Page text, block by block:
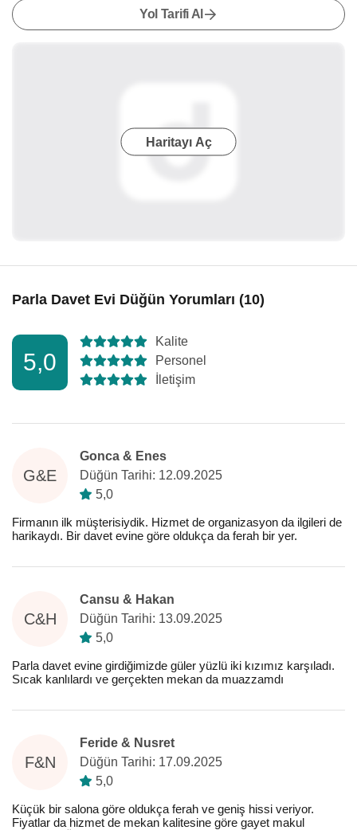
Yol Tarifi Al
Haritayı Aç
Parla Davet Evi Düğün Yorumları (10)
5,0
Kalite
Personel
İletişim
G&E
Gonca & Enes
Düğün Tarihi: 12.09.2025
5,0
Firmanın ilk müşterisiydik. Hizmet de organizasyon da ilgileri de
harikaydı. Bir davet evine göre oldukça da ferah bir yer.
C&H
Cansu & Hakan
Düğün Tarihi: 13.09.2025
5,0
Parla davet evine girdiğimizde güler yüzlü iki kızımız karşıladı.
Sıcak kanlılardı ve gerçekten mekan da muazzamdı
F&N
Feride & Nusret
Düğün Tarihi: 17.09.2025
5,0
Küçük bir salona göre oldukça ferah ve geniş hissi veriyor.
Fiyatlar da hizmet de mekan kalitesine göre gayet makul